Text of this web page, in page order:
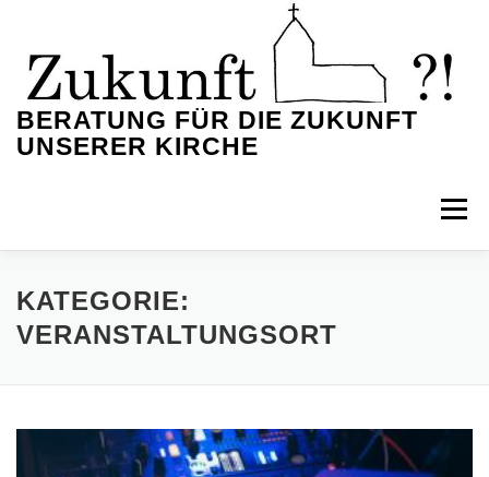
springen
BERATUNG FÜR DIE ZUKUNFT
UNSERER KIRCHE
Menü
HOME KOSTEN EINER BERATUNG
PRIVATSPHÄRE-EINSTELLUNGEN ÄNDERN
KATEGORIE:
VERANSTALTUNGSORT